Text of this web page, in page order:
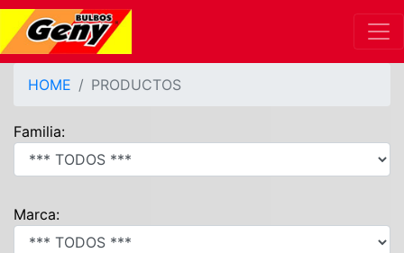
HOME PRODUCTOS
Familia:
Marca: